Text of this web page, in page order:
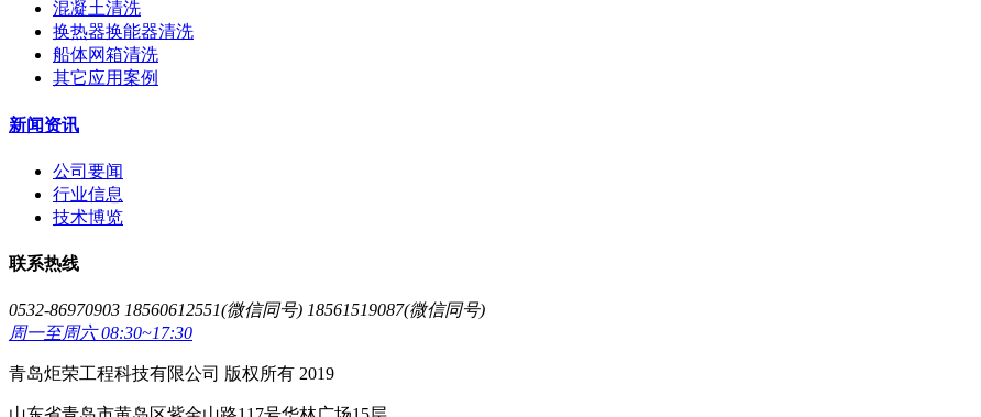
混凝土清洗
换热器换能器清洗
船体网箱清洗
其它应用案例
新闻资讯
公司要闻
行业信息
技术博览
联系热线
0532-86970903 18560612551(微信同号) 18561519087(微信同号)
周一至周六 08:30~17:30
青岛炬荣工程科技有限公司 版权所有 2019